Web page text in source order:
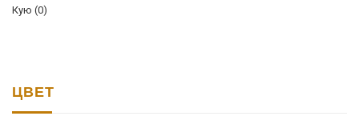
Кую (0)
ЦВЕТ